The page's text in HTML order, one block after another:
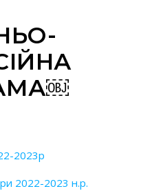
2023р
2022-2023 н.р.